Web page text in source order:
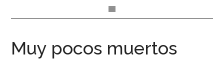
Muy pocos muertos